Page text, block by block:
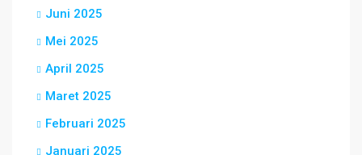
Juni 2025
Mei 2025
April 2025
Maret 2025
Februari 2025
Januari 2025